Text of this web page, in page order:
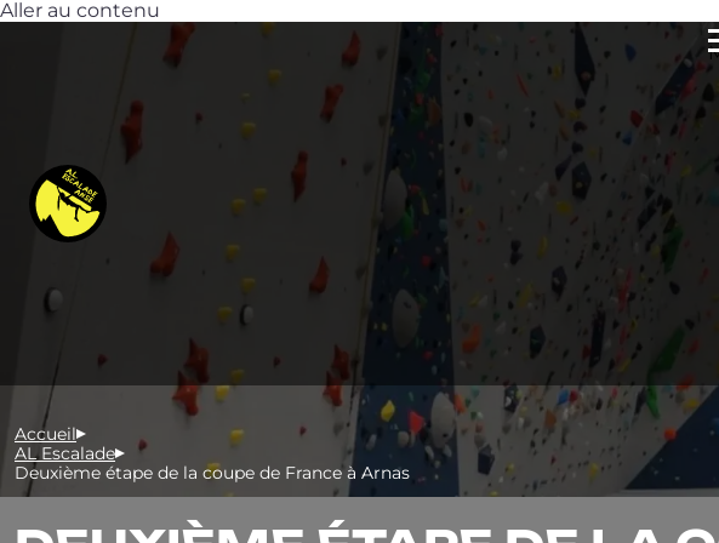
Aller au contenu
Accueil
AL Escalade
Deuxième étape de la coupe de France à Arnas